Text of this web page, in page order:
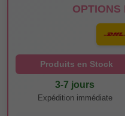
OPTIONS
Produits en Stock
3-7 jours
Expédition immédiate